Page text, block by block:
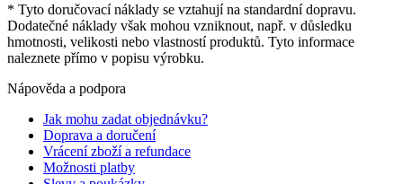
* Tyto doručovací náklady se vztahují na standardní dopravu.
Dodatečné náklady však mohou vzniknout, např. v důsledku
hmotnosti, velikosti nebo vlastností produktů. Tyto informace
naleznete přímo v popisu výrobku.
Nápověda a podpora
Jak mohu zadat objednávku?
Doprava a doručení
Vrácení zboží a refundace
Možnosti platby